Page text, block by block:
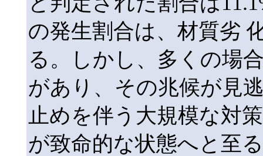
の発生割合は、材質劣
る。しかし、多くの場
があり、その兆候が見
止めを伴う大規模な対
が致命的な状態へと至